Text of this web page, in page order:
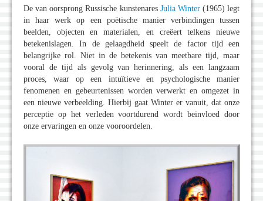
De van oorsprong Russische kunstenares Julia Winter(1965) legt
in haar werk op een poëtische manier verbindingen tussen
beelden, objecten en materialen, en creëert telkens nieuwe
betekenislagen. In de gelaagdheid speelt de factor tijd een
belangrijke rol. Niet in de betekenis van meetbare tijd, maar
vooral de tijd als gevolg van herinnering, als een langzaam
proces, waar op een intuïtieve en psychologische manier
fenomenen en gebeurtenissen worden verwerkt en omgezet in
een nieuwe verbeelding. Hierbij gaat Winter er vanuit, dat onze
perceptie op het verleden voortdurend wordt beïnvloed door
onze ervaringen en onze vooroordelen.